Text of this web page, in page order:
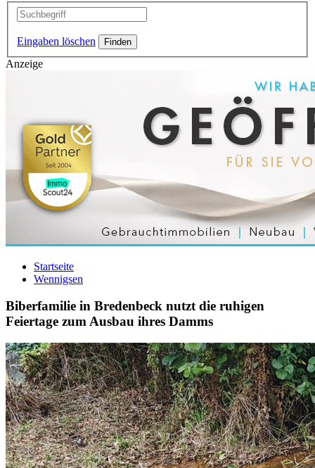
Eingaben löschen
Anzeige
Startseite
Wennigsen
Biberfamilie in Bredenbeck nutzt die ruhigen
Feiertage zum Ausbau ihres Damms